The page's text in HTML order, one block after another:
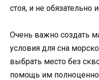
стоя, и не обязательно
Очень важно создать
условия для сна
выбрать место без
помощь им полноценно